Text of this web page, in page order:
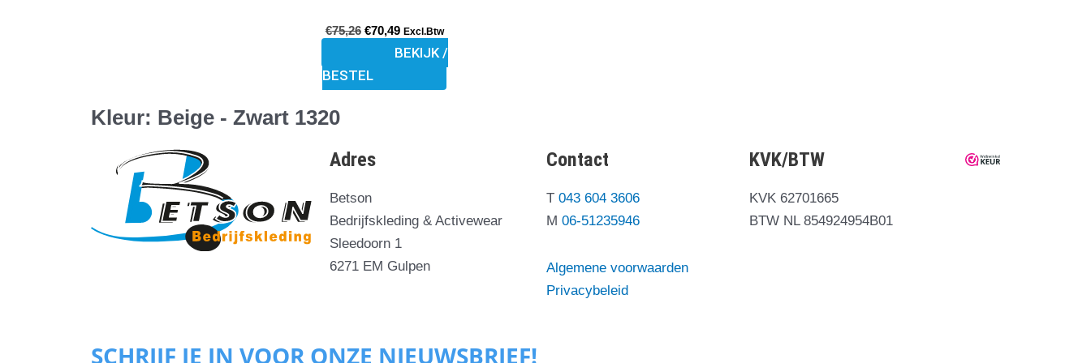
€75,26 €70,49 Excl.Btw
BEKIJK /
BESTEL
kan
gekozen
op
Kleur: Beige - Zwart 1320
Adres
Betson
Bedrijfskleding & Activewear
Sleedoorn 1
6271 EM Gulpen
Contact
T 043 604 3606
M 06-51235946
Algemene voorwaarden
Privacybeleid
KVK/BTW
KVK 62701665
BTW NL 854924954B01
SCHRIJF JE IN VOOR ONZE NIEUWSBRIEF!